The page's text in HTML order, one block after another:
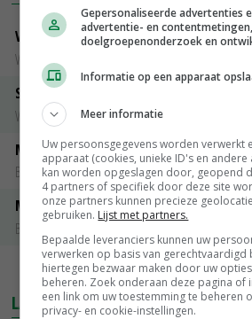
Vleeskuikens Barneveld tot 2000 gr
Weekcijfers
Slachtkippen Barneveld Moederdieren (>
Weekcijfers
Maat 48
Barneveld kooieieren
Maat 54
Barneveld kooieieren
MEER MARKTPRIJZEN
LAATSTE NIEUWS
Gepersonaliseerde advertenties
advertentie- en contentmetingen,
doelgroepenonderzoek en
Informatie op een apparaat
Meer informatie
Uw persoonsgegevens worden verwerkt
apparaat (cookies, unieke ID's en
kan worden opgeslagen door, geopend
4 partners of specifiek door deze site
onze partners kunnen precieze
gebruiken. Lijst met partners.
Bepaalde leveranciers kunnen uw
verwerken op basis van gerechtvaardigd
hiertegen bezwaar maken door uw
beheren. Zoek onderaan deze pagina of
een link om uw toestemming te beheren
privacy- en cookie-instellingen.